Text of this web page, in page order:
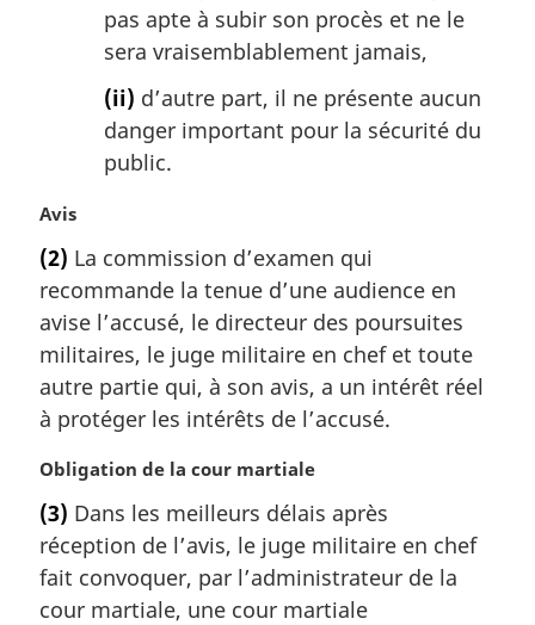
pas apte à subir son procès et ne le
sera vraisemblablement jamais,
(ii) d’autre part, il ne présente aucun
danger important pour la sécurité du
public.
N
t
e
m
r
g
i
a
l
e
:
Avis
(2) La commission d’examen qui
recommande la tenue d’une audience en
avise l’accusé, le directeur des poursuites
militaires, le juge militaire en chef et toute
autre partie qui, à son avis, a un intérêt réel
à protéger les intérêts de l’accusé.
N
t
e
m
a
Obligation de la cour martiale
(3) Dans les meilleurs délais après
réception de l’avis, le juge militaire en chef
fait convoquer, par l’administrateur de la
cour martiale, une cour martiale